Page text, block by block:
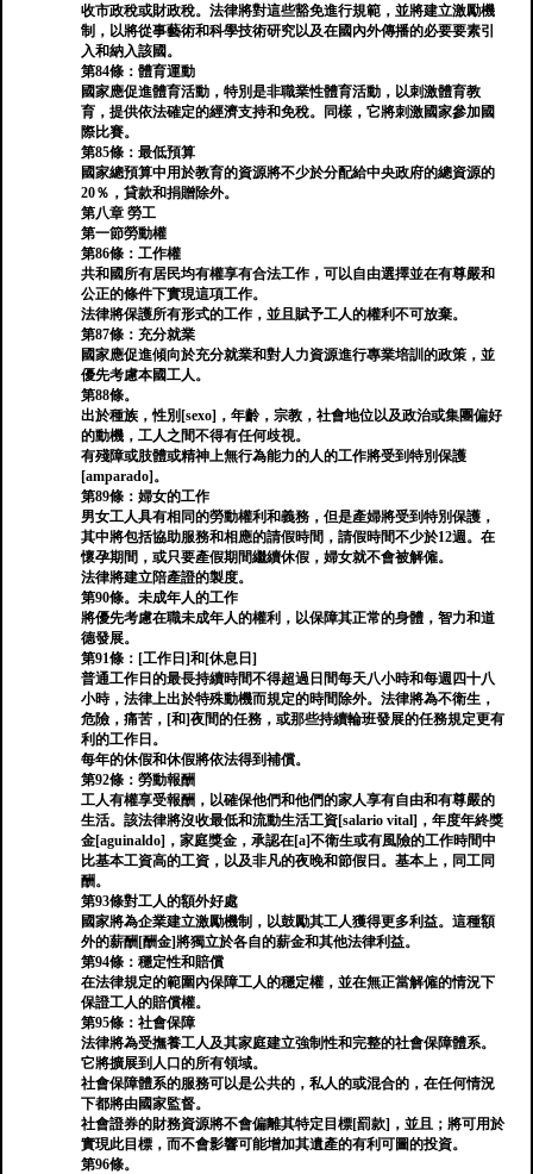
收市政稅或財政稅。法律將對這些豁免進行規範，並將建立激勵機
制，以將從事藝術和科學技術研究以及在國內外傳播的必要要素引
入和納入該國。
第84條：體育運動
國家應促進體育活動，特別是非職業性體育活動，以刺激體育教
育，提供依法確定的經濟支持和免稅。同樣，它將刺激國家參加國
際比賽。
第85條：最低預算
國家總預算中用於教育的資源將不少於分配給中央政府的總資源的
20％，貸款和捐贈除外。
第八章 勞工
第一節勞動權
第86條：工作權
共和國所有居民均有權享有合法工作，可以自由選擇並在有尊嚴和
公正的條件下實現這項工作。
法律將保護所有形式的工作，並且賦予工人的權利不可放棄。
第87條：充分就業
國家應促進傾向於充分就業和對人力資源進行專業培訓的政策，並
優先考慮本國工人。
第88條。
出於種族，性別[sexo]，年齡，宗教，社會地位以及政治或集團偏好
的動機，工人之間不得有任何歧視。
有殘障或肢體或精神上無行為能力的人的工作將受到特別保護
[amparado]。
第89條：婦女的工作
男女工人具有相同的勞動權利和義務，但是產婦將受到特別保護，
其中將包括協助服務和相應的請假時間，請假時間不少於12週。在
懷孕期間，或只要產假期間繼續休假，婦女就不會被解僱。
法律將建立陪產證的製度。
第90條。未成年人的工作
將優先考慮在職未成年人的權利，以保障其正常的身體，智力和道
德發展。
第91條：[工作日]和[休息日]
普通工作日的最長持續時間不得超過日間每天八小時和每週四十八
小時，法律上出於特殊動機而規定的時間除外。法律將為不衛生，
危險，痛苦，[和]夜間的任務，或那些持續輪班發展的任務規定更有
利的工作日。
每年的休假和休假將依法得到補償。
第92條：勞動報酬
工人有權享受報酬，以確保他們和他們的家人享有自由和有尊嚴的
生活。該法律將沒收最低和流動生活工資[salario vital]，年度年終獎
金[aguinaldo]，家庭獎金，承認在[a]不衛生或有風險的工作時間中
比基本工資高的工資，以及非凡的夜晚和節假日。基本上，同工同
酬。
第93條對工人的額外好處
國家將為企業建立激勵機制，以鼓勵其工人獲得更多利益。這種額
外的薪酬[酬金]將獨立於各自的薪金和其他法律利益。
第94條：穩定性和賠償
在法律規定的範圍內保障工人的穩定權，並在無正當解僱的情況下
保證工人的賠償權。
第95條：社會保障
法律將為受撫養工人及其家庭建立強制性和完整的社會保障體系。
它將擴展到人口的所有領域。
社會保障體系的服務可以是公共的，私人的或混合的，在任何情況
下都將由國家監督。
社會證券的財務資源將不會偏離其特定目標[罰款]，並且；將可用於
實現此目標，而不會影響可能增加其遺產的有利可圖的投資。
第96條。